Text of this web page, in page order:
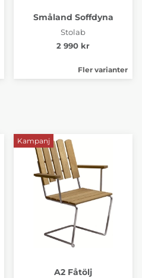
Småland Soffdyna
Stolab
2 990 kr
Fler varianter
Kampanj
A2 Fåtölj